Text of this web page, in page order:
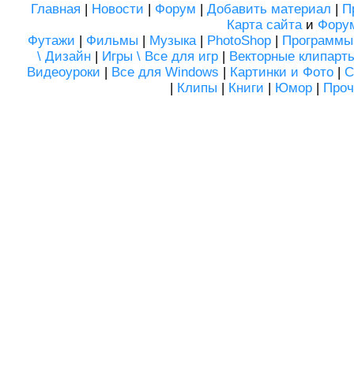
Главная | Новости | Форум | Добавить материал |
Карта сайта и
Футажи | Фильмы | Музыка | PhotoShop | Программы
\ Дизайн | Игры \ Все для игр | Векторные
Видеоуроки | Все для Windows | Картинки и Фото|
| Клипы | Книги | Юмор |